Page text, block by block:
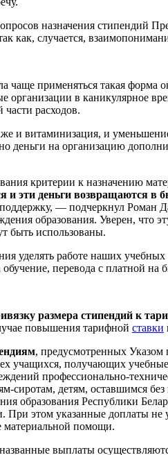
назначения стипендий
как, случается,
чаще применяться такая форма
организации в каникулярное
расходов.
и витаминизация, и
деньги на организацию
критерии к назначению
и эти деньги возвращаются в
— подчеркнул Роман
образования. Уверен, что
быть использованы.
уделять работе наших
перевода с платной
размера стипендий к
повышения тарифной ставки
, предусмотренных Указом
учащихся, получающих
профессионально-
сиротам, детям, оставшимся
образования Республики
При этом указанные доплаты
материальной помощи.
выплаты